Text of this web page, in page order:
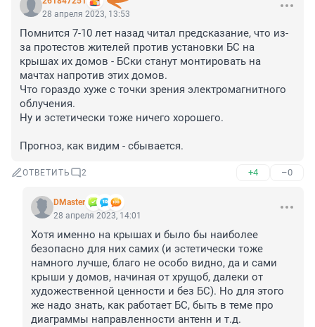
28 апреля 2023, 13:53
Помнится 7-10 лет назад читал предсказание, что из-
за протестов жителей против установки БС на
крышах их домов - БСки станут монтировать на
мачтах напротив этих домов.
Что гораздо хуже с точки зрения электромагнитного
облучения.
Ну и эстетически тоже ничего хорошего.
Прогноз, как видим - сбывается.
ОТВЕТИТЬ 2 +4 –0
DMaster
28 апреля 2023, 14:01
Хотя именно на крышах и было бы наиболее
безопасно для них самих (и эстетически тоже
намного лучше, благо не особо видно, да и сами
крыши у домов, начиная от хрущоб, далеки от
художественной ценности и без БС). Но для этого
же надо знать, как работает БС, быть в теме про
диаграммы направленности антенн и т.д.